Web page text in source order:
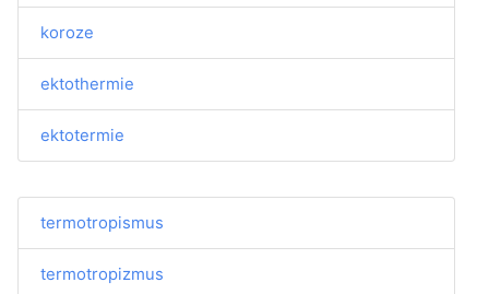
koroze
ektothermie
ektotermie
termotropismus
termotropizmus